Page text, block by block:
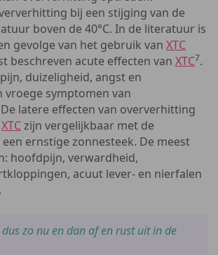
bij een stijging van de
boven de 40°C. In de literatuur is
gevolge van het gebruik van XTC
beschreven acute effecten van XTC7.
duizeligheid, angst en
vroege symptomen van
latere effecten van oververhitting
XTCzijn vergelijkbaar met de
ernstige zonnesteek. De meest
hoofdpijn, verwardheid,
acuut lever- en nierfalen
zo nu en dan af en rust uit in de